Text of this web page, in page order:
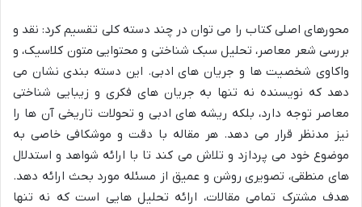
محورهای اصلی کتاب را می توان در چند دسته کلی تقسیم کرد: نقد و
بررسی شعر معاصر، تحلیل سبک شناختی و محتوایی متون کلاسیک، و
واکاوی شخصیت ها و جریان های ادبی. این دسته بندی نشان می
دهد که نویسنده نه تنها به جریان های فکری و زیبایی شناختی
معاصر توجه دارد، بلکه ریشه های ادبی و تحولات تاریخی آن ها را
نیز مدنظر قرار می دهد. هر مقاله با دقت و موشکافی خاصی به
موضوع خود می پردازد و تلاش می کند تا با ارائه شواهد و استدلال
های منطقی، تصویری روشن و عمیق از مسئله مورد بحث ارائه دهد.
هدف مشترک تمامی مقالات، ارائه تحلیل هایی است که نه تنها